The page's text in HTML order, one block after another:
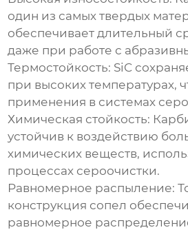
один из самых твердых
обеспечивает длительный
даже при работе с
Термостойкость: SiC
при высоких температурах,
применения в системах
Химическая стойкость:
устойчив к воздействию
химических веществ,
процессах сероочистки.
Равномерное распыление:
конструкция сопел
равномерное